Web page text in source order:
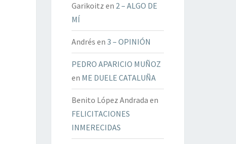
Garikoitz en 2 – ALGO DE
MÍ
Andrés en 3 – OPINIÓN
PEDRO APARICIO MUÑOZ
en ME DUELE CATALUÑA
Benito López Andrada en
FELICITACIONES
INMERECIDAS